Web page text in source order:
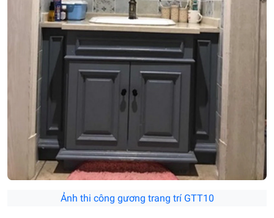
Ảnh thi công gương trang trí GTT10